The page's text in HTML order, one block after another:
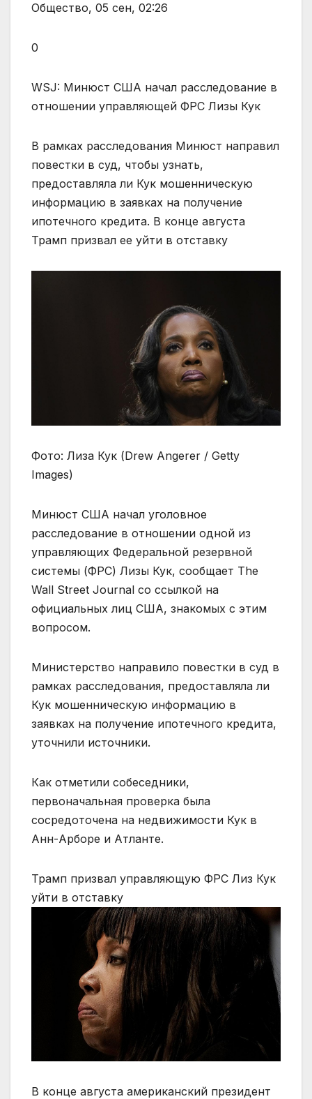
Общество⁠, 05 сен, 02:26
0
WSJ: Минюст США начал расследование в
отношении управляющей ФРС Лизы Кук
В рамках расследования Минюст направил
повестки в суд, чтобы узнать,
предоставляла ли Кук мошенническую
информацию в заявках на получение
ипотечного кредита. В конце августа
Трамп призвал ее уйти в отставку
Фото: Лиза Кук (Drew Angerer / Getty
Images)
Минюст США начал уголовное
расследование в отношении одной из
управляющих Федеральной резервной
системы (ФРС) Лизы Кук, сообщает The
Wall Street Journal со ссылкой на
официальных лиц США, знакомых с этим
вопросом.
Министерство направило повестки в суд в
рамках расследования, предоставляла ли
Кук мошенническую информацию в
заявках на получение ипотечного кредита,
уточнили источники.
Как отметили собеседники,
первоначальная проверка была
сосредоточена на недвижимости Кук в
Анн-Арборе и Атланте.
Трамп призвал управляющую ФРС Лиз Кук
уйти в отставку
В конце августа американский президент